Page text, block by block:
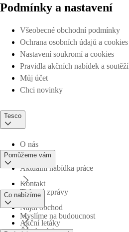
Podmínky a nastavení
Všeobecné obchodní podmínky
Ochrana osobních údajů a cookies
Nastavení soukromí a cookies
Pravidla akčních nabídek a soutěží
Můj účet
Chci novinky
Tesco
O nás
Aktuální nabídka práce
Tiskové zprávy
Myslíme na budoucnost
Pomůžeme vám
Kontakt
Najdi obchod
Co nabízíme
Akční letáky